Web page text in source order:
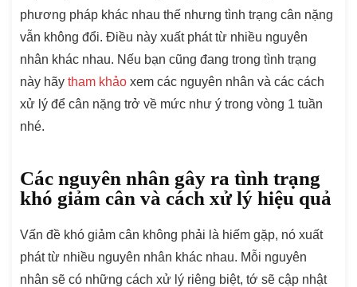
phương pháp khác nhau thế nhưng tình trạng cân nặng
vẫn không đổi. Điều này xuất phát từ nhiều nguyên
nhân khác nhau. Nếu bạn cũng đang trong tình trạng
này hãy tham khảo xem các nguyên nhân và các cách
xử lý để cân nặng trở về mức như ý trong vòng 1 tuần
nhé.
Các nguyên nhân gây ra tình trạng
khó giảm cân và cách xử lý hiệu quả
Vấn đề khó giảm cân không phải là hiếm gặp, nó xuất
phát từ nhiều nguyên nhân khác nhau. Mỗi nguyên
nhân sẽ có những cách xử lý riêng biệt, tớ sẽ cập nhật